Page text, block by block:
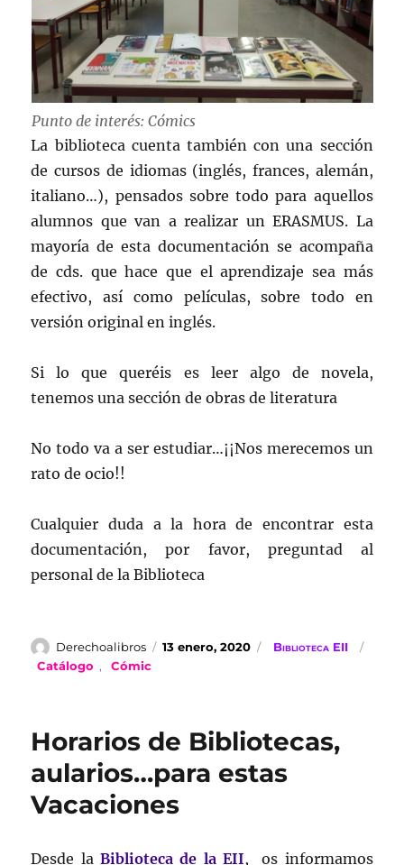
Punto de interés: Cómics
La biblioteca cuenta también con una sección
de cursos de idiomas (inglés, frances, alemán,
italiano…), pensados sobre todo para aquellos
alumnos que van a realizar un ERASMUS. La
mayoría de esta documentación se acompaña
de cds. que hace que el aprendizaje sea más
efectivo, así como películas, sobre todo en
versión original en inglés.
Si lo que queréis es leer algo de novela,
tenemos una sección de obras de literatura
No todo va a ser estudiar…¡¡Nos merecemos un
rato de ocio!!
Cualquier duda a la hora de encontrar esta
documentación, por favor, preguntad al
personal de la Biblioteca
Autor
Derechoalibros
Publicado
13 enero, 2020 Categorías
Biblioteca EII
Catálogo , Cómic
Horarios de Bibliotecas,
aularios…para estas
Vacaciones
Desde la Biblioteca de la EII, os informamos